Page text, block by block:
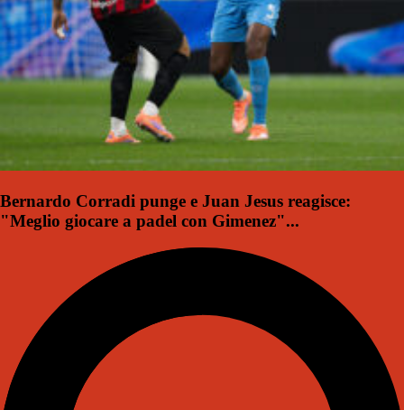
Bernardo Corradi punge e Juan Jesus reagisce:
"Meglio giocare a padel con Gimenez"...